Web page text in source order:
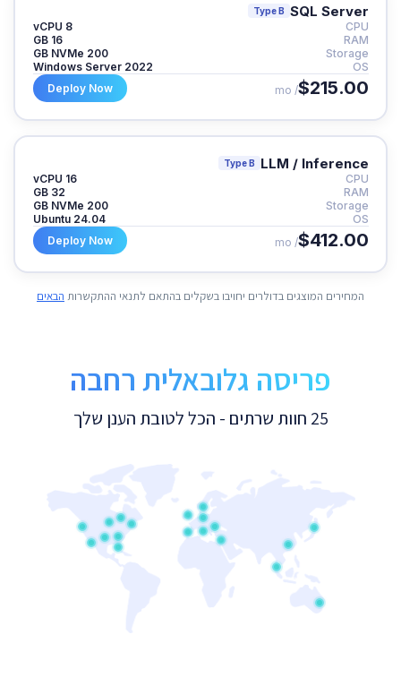
SQL Server
Type B
CPU
8 vCPU
RAM
16 GB
Storage
200 GB NVMe
OS
Windows Server 2022
$215.00
/ mo
Deploy Now
LLM / Inference
Type B
CPU
16 vCPU
RAM
32 GB
Storage
200 GB NVMe
OS
Ubuntu 24.04
$412.00
/ mo
Deploy Now
המחירים המוצגים בדולרים יחויבו בשקלים בהתאם לתנאי ההתקשרות הבאים
פריסה גלובאלית רחבה
25 חוות שרתים - הכל לטובת הענן שלך